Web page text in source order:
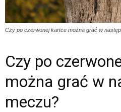
Czy po czerwonej kartce można grać w
Czy po
można grać w
meczu?